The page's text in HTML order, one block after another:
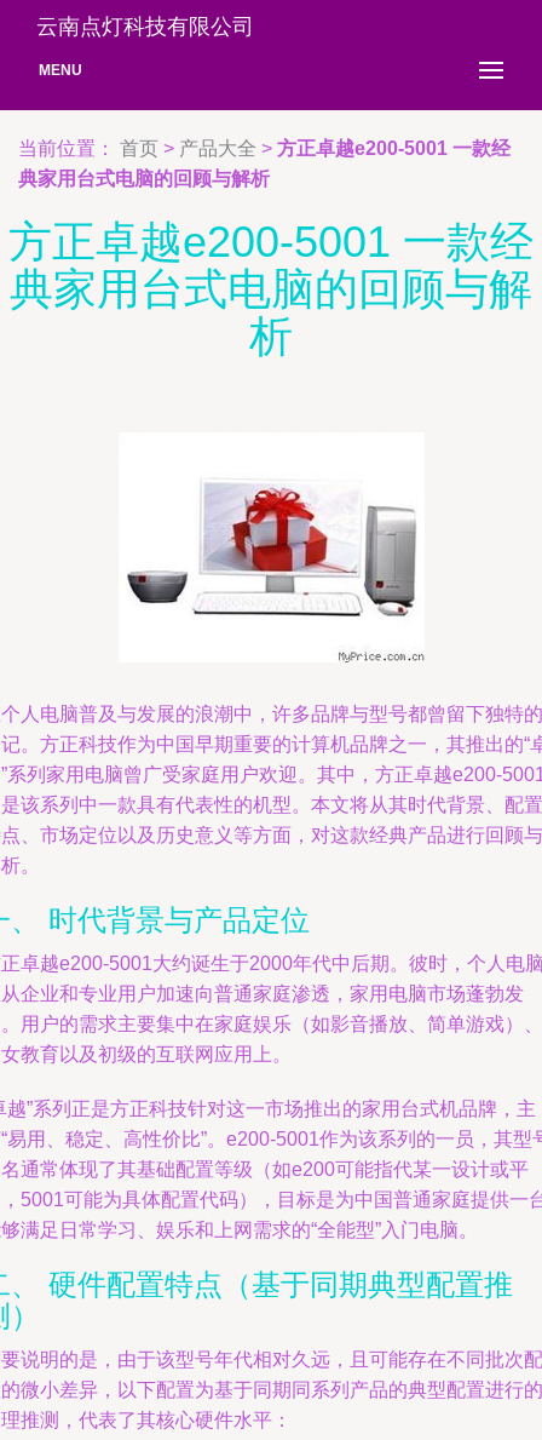
云南点灯科技有限公司
MENU
当前位置： 首页 > 产品大全 > 方正卓越e200-5001 一款经
典家用台式电脑的回顾与解析
方正卓越e200-5001 一款经
典家用台式电脑的回顾与解
析
人电脑普及与发展的浪潮中，许多品牌与型号都曾留下独特的
。方正科技作为中国早期重要的计算机品牌之一，其推出的“
系列家用电脑曾广受家庭用户欢迎。其中，方正卓越e200-
该系列中一款具有代表性的机型。本文将从其时代背景、配置
、市场定位以及历史意义等方面，对这款经典产品进行回顾与
。
、 时代背景与产品定位
卓越e200-5001大约诞生于2000年代中后期。彼时，个人电
企业和专业用户加速向普通家庭渗透，家用电脑市场蓬勃发
用户的需求主要集中在家庭娱乐（如影音播放、简单游戏）、
教育以及初级的互联网应用上。
越”系列正是方正科技针对这一市场推出的家用台式机品牌，主
易用、稳定、高性价比”。e200-5001作为该系列的一员，其型
通常体现了其基础配置等级（如e200可能指代某一设计或平
5001可能为具体配置代码），目标是为中国普通家庭提供一
满足日常学习、娱乐和上网需求的“全能型”入门电脑。
、 硬件配置特点（基于同期典型配置推
说明的是，由于该型号年代相对久远，且可能存在不同批次配
微小差异，以下配置为基于同期同系列产品的典型配置进行的
推测，代表了其核心硬件水平：